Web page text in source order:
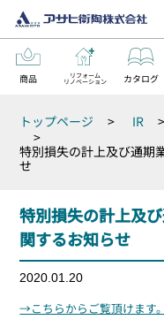
商品 リフォーム
リノベーション カタログ
トップページ > IR >
>
特別損失の計上及び通期
せ
特別損失の計上及
関するお知らせ
2020.01.20
→こちらからご覧頂けます。